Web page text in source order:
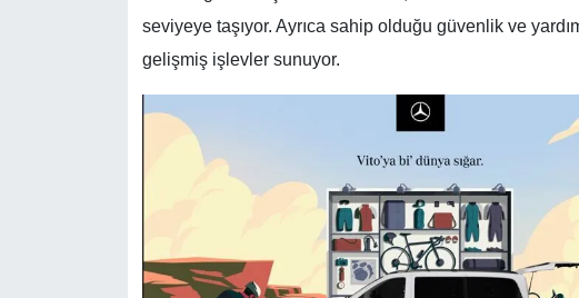
seviyeye taşıyor. Ayrıca sahip olduğu güvenlik ve
gelişmiş işlevler sunuyor.